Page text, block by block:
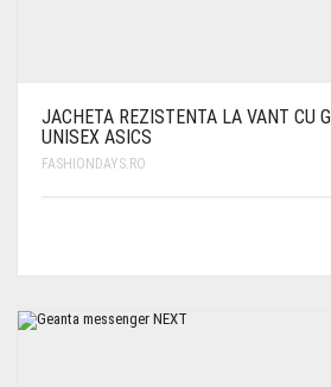
JACHETA REZISTENTA LA VANT CU
UNISEX ASICS
FASHIONDAYS.RO